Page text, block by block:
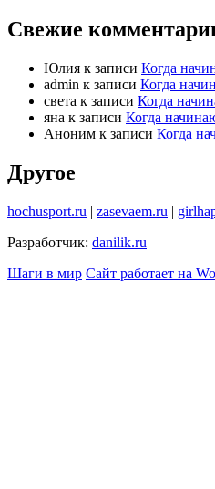
Свежие
Юлия к записи Когда
admin к записи Когда
света к записи Когда
яна к записи Когда
Аноним к записи Когда
Другое
hochusport.ru | zasevaem.ru |
Разработчик: danilik.ru
Шаги в мир Сайт работает на